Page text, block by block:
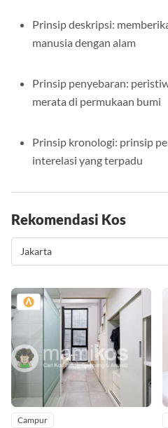
Prinsip deskripsi:
manusia dengan alam
Prinsip penyebaran:
merata di permukaan bumi
Prinsip kronologi: prinsip
interelasi yang terpadu
Rekomendasi Kos
Campur